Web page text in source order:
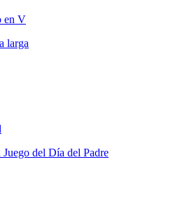
en V
larga
del Día del Padre